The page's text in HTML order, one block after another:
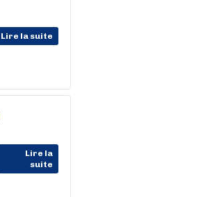
Lire la suite
Lire la
suite